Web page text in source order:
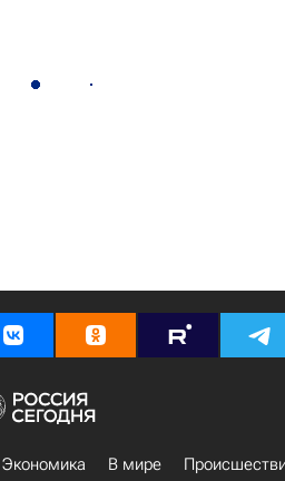
Экономика В мире